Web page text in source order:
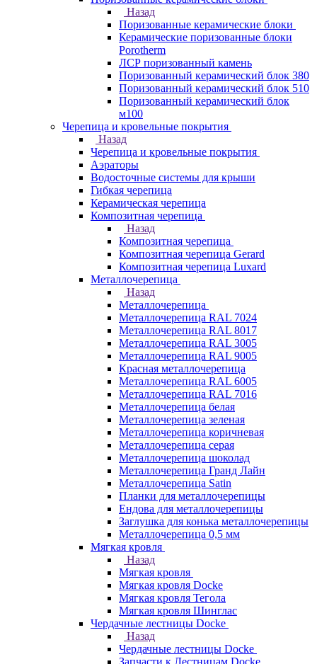
Назад
Поризованные керамические блоки
Керамические поризованные блоки
Porotherm
ЛСР поризованный камень
Поризованный керамический блок 380
Поризованный керамический блок 510
Поризованный керамический блок
м100
Черепица и кровельные покрытия
Назад
Черепица и кровельные покрытия
Аэраторы
Водосточные системы для крыши
Гибкая черепица
Керамическая черепица
Композитная черепица
Назад
Композитная черепица
Композитная черепица Gerard
Композитная черепица Luxard
Металлочерепица
Назад
Металлочерепица
Металлочерепица RAL 7024
Металлочерепица RAL 8017
Металлочерепица RAL 3005
Металлочерепица RAL 9005
Красная металлочерепица
Металлочерепица RAL 6005
Металлочерепица RAL 7016
Металлочерепица белая
Металлочерепица зеленая
Металлочерепица коричневая
Металлочерепица серая
Металлочерепица шоколад
Металлочерепица Гранд Лайн
Металлочерепица Satin
Планки для металлочерепицы
Ендова для металлочерепицы
Заглушка для конька металлочерепицы
Металлочерепица 0,5 мм
Мягкая кровля
Назад
Мягкая кровля
Мягкая кровля Docke
Мягкая кровля Тегола
Мягкая кровля Шинглас
Чердачные лестницы Docke
Назад
Чердачные лестницы Docke
Запчасти к Лестницам Docke